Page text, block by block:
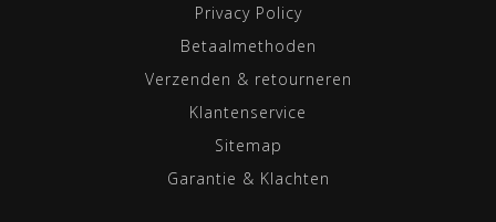
Privacy Policy
Betaalmethoden
Verzenden & retourneren
Klantenservice
Sitemap
Garantie & Klachten